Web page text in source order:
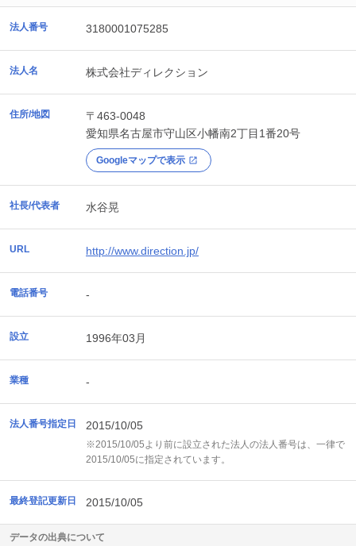
法人番号 3180001075285
法人名 株式会社ディレクション
住所/地図
〒463-0048
愛知県名古屋市守山区小幡南2丁目1番20号
Googleマップで表示
社長/代表者 水谷晃
URL http://www.direction.jp/
電話番号 -
設立 1996年03月
業種 -
法人番号指定日 2015/10/05
※2015/10/05より前に設立された法人の法人番号は、一律で
2015/10/05に指定されています。
最終登記更新日 2015/10/05
データの出典について